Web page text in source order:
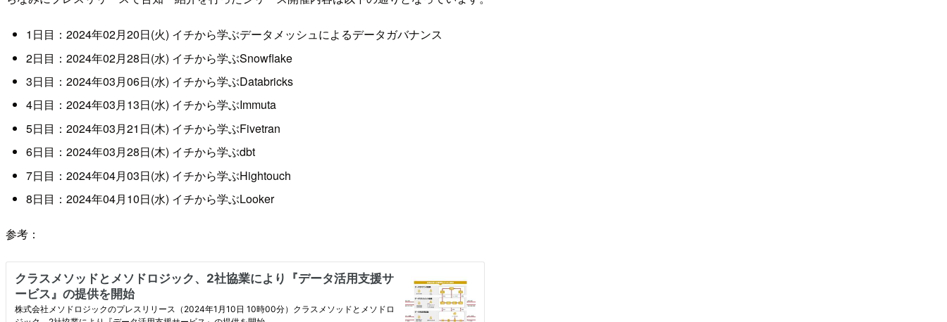
1日目：2024年02月20日(火) イチから学ぶデータメッシュによるデータガバナンス
2日目：2024年02月28日(水) イチから学ぶSnowflake
3日目：2024年03月06日(水) イチから学ぶDatabricks
4日目：2024年03月13日(水) イチから学ぶImmuta
5日目：2024年03月21日(木) イチから学ぶFivetran
6日目：2024年03月28日(木) イチから学ぶdbt
7日目：2024年04月03日(水) イチから学ぶHightouch
8日目：2024年04月10日(水) イチから学ぶLooker
参考：